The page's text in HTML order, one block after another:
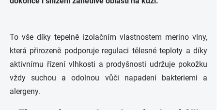
To vše díky tepelně izolačním vlastnostem merino vlny,
která přirozeně podporuje regulaci tělesné teploty a díky
aktivnímu řízení vlhkosti a prodyšnosti udržuje pokožku
vždy suchou a odolnou vůči napadení bakteriemi a
alergeny.